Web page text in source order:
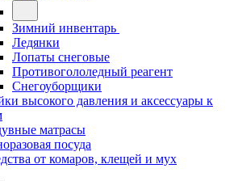
Зимний инвентарь
Ледянки
Лопаты снеговые
Противогололедный реагент
Снегоуборщики
высокого давления и аксессуары к
матрасы
посуда
от комаров, клещей и мух